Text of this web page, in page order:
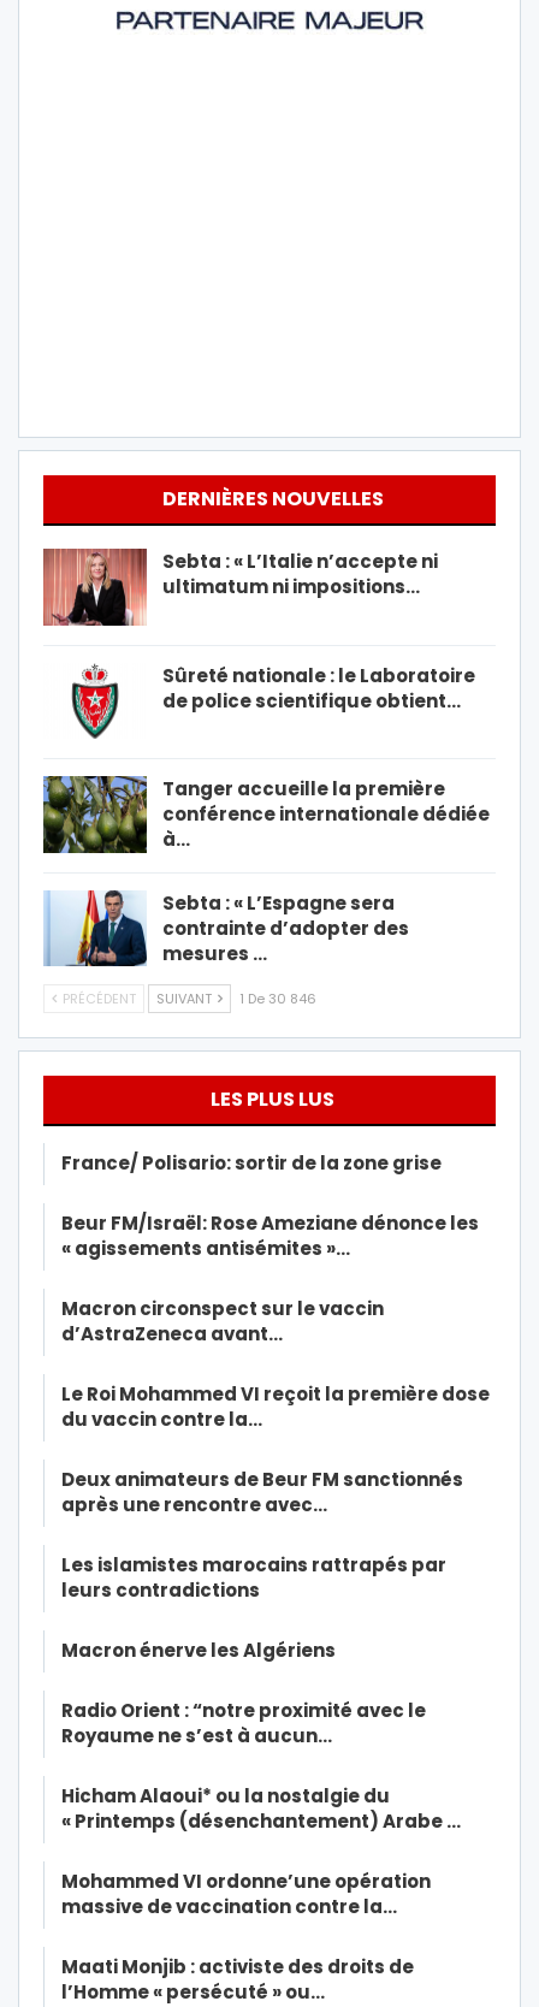
DERNIÈRES NOUVELLES
Sebta : « L’Italie n’accepte ni
ultimatum ni impositions…
Sûreté nationale : le Laboratoire
de police scientifique obtient…
Tanger accueille la première
conférence internationale dédiée
à…
Sebta : « L’Espagne sera
contrainte d’adopter des
mesures …
PRÉCÉDENT SUIVANT 1 De 30 846
LES PLUS LUS
France/ Polisario: sortir de la zone grise
Beur FM/Israël: Rose Ameziane dénonce les
« agissements antisémites »…
Macron circonspect sur le vaccin
d’AstraZeneca avant…
Le Roi Mohammed VI reçoit la première dose
du vaccin contre la…
Deux animateurs de Beur FM sanctionnés
après une rencontre avec…
Les islamistes marocains rattrapés par
leurs contradictions
Macron énerve les Algériens
Radio Orient : “notre proximité avec le
Royaume ne s’est à aucun…
Hicham Alaoui* ou la nostalgie du
« Printemps (désenchantement) Arabe …
Mohammed VI ordonne’une opération
massive de vaccination contre la…
Maati Monjib : activiste des droits de
l’Homme « persécuté » ou…